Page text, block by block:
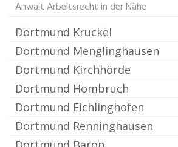
Anwalt Arbeitsrecht in der Nähe
Dortmund Kruckel
Dortmund Menglinghausen
Dortmund Kirchhörde
Dortmund Hombruch
Dortmund Eichlinghofen
Dortmund Renninghausen